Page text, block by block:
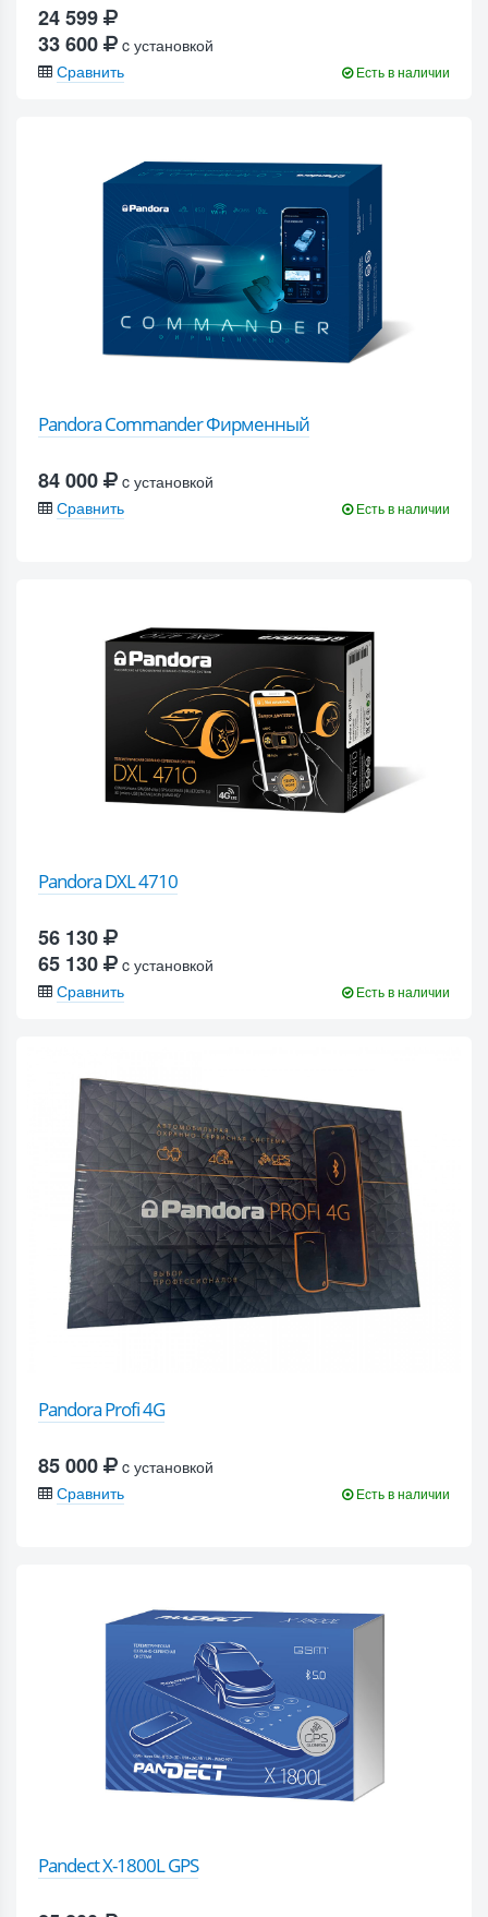
24 599
33 600
c установкой
Сравнить
Есть в наличии
Pandora Commander Фирменный
84 000
c установкой
Сравнить
Есть в наличии
Pandora DXL 4710
56 130
65 130
c установкой
Сравнить
Есть в наличии
Pandora Profi 4G
85 000
c установкой
Сравнить
Есть в наличии
Pandect X-1800L GPS